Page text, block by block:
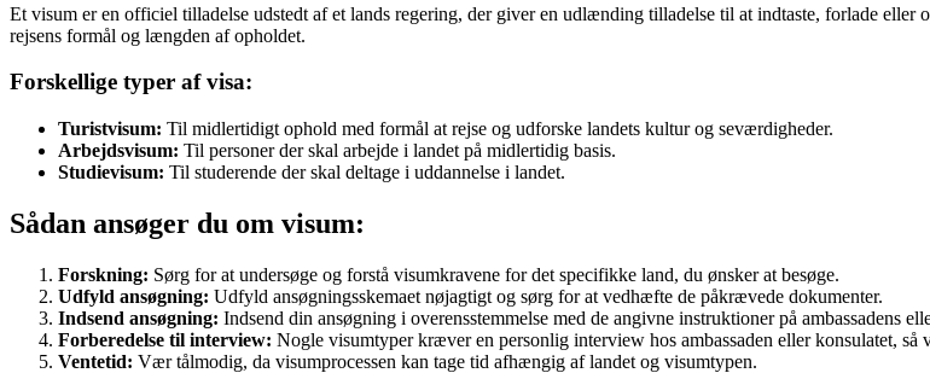
Et visum er en officiel tilladelse udstedt af et lands regering, der giver en udlænding tilladelse til at indtaste, forlade
rejsens formål og længden af opholdet.
Forskellige typer af visa:
Turistvisum: Til midlertidigt ophold med formål at rejse og udforske landets kultur og seværdigheder.
Arbejdsvisum: Til personer der skal arbejde i landet på midlertidig basis.
Studievisum: Til studerende der skal deltage i uddannelse i landet.
Sådan ansøger du om visum:
Forskning: Sørg for at undersøge og forstå visumkravene for det specifikke land, du ønsker at besøge.
Udfyld ansøgning: Udfyld ansøgningsskemaet nøjagtigt og sørg for at vedhæfte de påkrævede dokumenter.
Indsend ansøgning: Indsend din ansøgning i overensstemmelse med de angivne instruktioner på ambassadens
Forberedelse til interview: Nogle visumtyper kræver en personlig interview hos ambassaden eller konsulatet, så
Ventetid: Vær tålmodig, da visumprocessen kan tage tid afhængig af landet og visumtypen.